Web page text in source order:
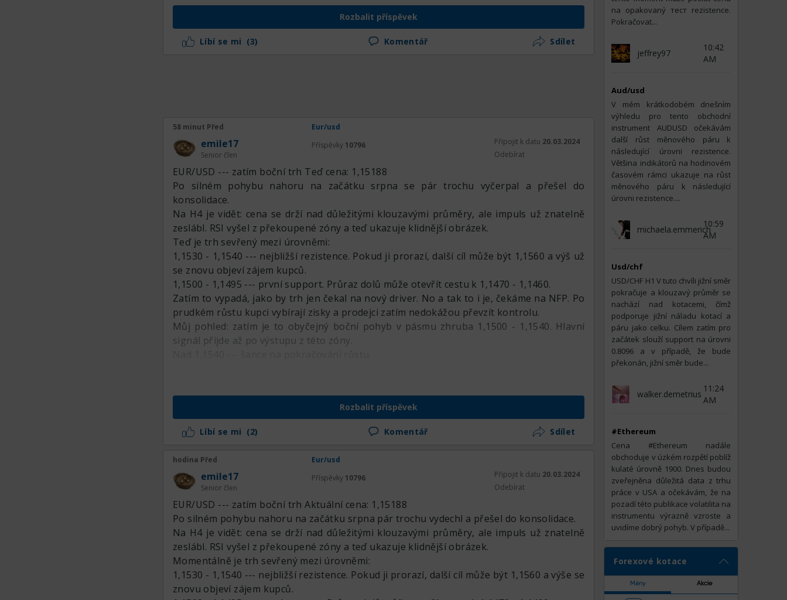
Rozbalit příspěvek
Líbí se mi (3) Komentář Sdílet
58 minut Před Eur/usd
emile17
Senior člen
Příspěvky 10796 Připojit k datu 20.03.2024
Odebírat
EUR/USD --- zatím boční trh Teď cena: 1,15188
Po silném pohybu nahoru na začátku srpna se pár trochu vyčerpal a přešel do
konsolidace.
Na H4 je vidět: cena se drží nad důležitými klouzavými průměry, ale impuls už znatelně
zeslábl. RSI vyšel z překoupené zóny a teď ukazuje klidnější obrázek.
Teď je trh sevřený mezi úrovněmi:
1,1530 - 1,1540 --- nejbližší rezistence. Pokud ji prorazí, další cíl může být 1,1560 a výš už
se znovu objeví zájem kupců.
1,1500 - 1,1495 --- první support. Průraz dolů může otevřít cestu k 1,1470 - 1,1460.
Zatím to vypadá, jako by trh jen čekal na nový driver. No a tak to i je, čekáme na NFP. Po
prudkém růstu kupci vybírají zisky a prodejci zatím nedokážou převzít kontrolu.
Můj pohled: zatím je to obyčejný boční pohyb v pásmu zhruba 1,1500 - 1,1540. Hlavní
signál přijde až po výstupu z této zóny.
Rozbalit příspěvek
Líbí se mi (2) Komentář Sdílet
hodina Před Eur/usd
emile17
Senior člen
Příspěvky 10796 Připojit k datu 20.03.2024
Odebírat
EUR/USD --- zatím boční trh Aktuální cena: 1,15188
Po silném pohybu nahoru na začátku srpna pár trochu vydechl a přešel do konsolidace.
Na H4 je vidět: cena se drží nad důležitými klouzavými průměry, ale impuls už znatelně
zeslábl. RSI vyšel z překoupené zóny a teď ukazuje klidnější obrázek.
Momentálně je trh sevřený mezi úrovněmi:
1,1530 - 1,1540 --- nejbližší rezistence. Pokud ji prorazí, další cíl může být 1,1560 a výše se
znovu objeví zájem kupců.
na opakovaný тест rezistence.
Pokračovat...
jeffrey97
10:42
AM
Aud/usd
V mém krátkodobém dnešním
výhledu pro tento obchodní
instrument AUDUSD očekávám
další růst měnového páru k
následující úrovni rezistence.
Většina indikátorů na hodinovém
časovém rámci ukazuje na růst
měnového páru k následující
úrovni rezistence....
michaela.emmerich
10:59
AM
Usd/chf
USD/CHF Н1 V tuto chvíli jižní směr
pokračuje a klouzavý průměr se
nachází nad kotacemi, čímž
podporuje jižní náladu kotací a
páru jako celku. Cílem zatím pro
začátek slouží support na úrovni
0.8096 a v případě, že bude
překonán, jižní směr bude...
walker.demetrius
11:24
AM
#Ethereum
Cena #Ethereum nadále
obchoduje v úzkém rozpětí poblíž
kulaté úrovně 1900. Dnes budou
zveřejněna důležitá data z trhu
práce v USA a očekávám, že na
pozadí této publikace volatilita na
instrumentu výrazně vzroste a
uvidíme dobrý pohyb. V případě...
Forexové kotace
Měny Akcie